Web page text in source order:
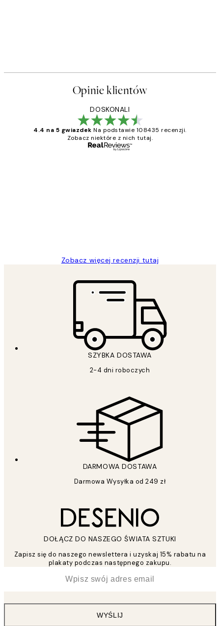
Opinie klientów
DOSKONALI
4.4 na 5 gwiazdek Na podstawie 108435 recenzji.
Zobacz niektóre z nich tutaj.
Zobacz więcej recenzji tutaj
SZYBKA DOSTAWA
2-4 dni roboczych
DARMOWA DOSTAWA
Darmowa Wysyłka od 249 zł
DOŁĄCZ DO NASZEGO ŚWIATA SZTUKI
Zapisz się do naszego newslettera i uzyskaj 15% rabatu na
plakaty podczas następnego zakupu.
WYŚLIJ